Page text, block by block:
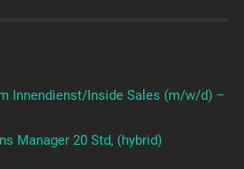
Innendienst/Inside Sales (m/w/d) –
Manager 20 Std, (hybrid)